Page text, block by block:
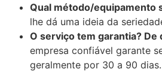
Qual método/equipamento
lhe dá uma ideia da
O serviço tem garantia? De
empresa confiável garante
geralmente por 30 a 90 dias.